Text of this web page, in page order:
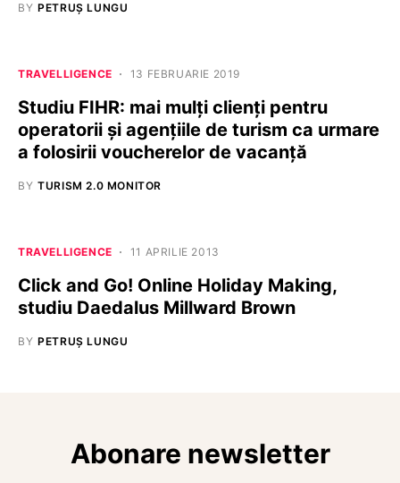
BY PETRUȘ LUNGU
TRAVELLIGENCE 13 FEBRUARIE 2019
Studiu FIHR: mai mulți clienți pentru
operatorii și agențiile de turism ca urmare
a folosirii voucherelor de vacanță
BY TURISM 2.0 MONITOR
TRAVELLIGENCE 11 APRILIE 2013
Click and Go! Online Holiday Making,
studiu Daedalus Millward Brown
BY PETRUȘ LUNGU
Abonare newsletter